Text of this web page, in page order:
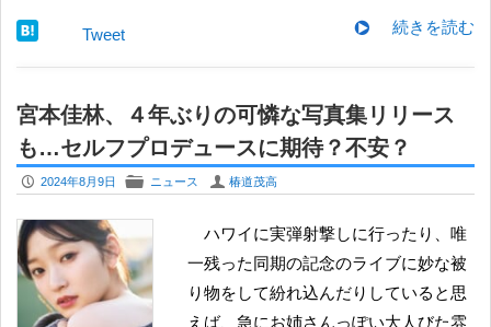
続きを読む
Tweet
宮本佳林、４年ぶりの可憐な写真集リリース
も…セルフプロデュースに期待？不安？
P 2024年8月9日 F ニュース U 椿道茂高
ハワイに実弾射撃しに行ったり、唯
一残った同期の記念のライブに妙な被
り物をして紛れ込んだりしていると思
えば、急にお姉さんっぽい大人びた雰